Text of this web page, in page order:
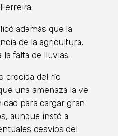
además que la
de la agricultura,
falta de lluvias.
crecida del río
una amenaza la ve
para cargar gran
aunque instó a
desvíos del